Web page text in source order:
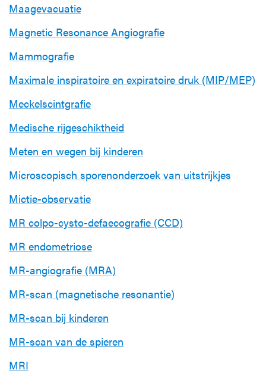
Maagevacuatie
Magnetic Resonance Angiografie
Mammografie
Maximale inspiratoire en expiratoire druk (MIP/MEP)
Meckelscintgrafie
Medische rijgeschiktheid
Meten en wegen bij kinderen
Microscopisch sporenonderzoek van uitstrijkjes
Mictie-observatie
MR colpo-cysto-defaecografie (CCD)
MR endometriose
MR-angiografie (MRA)
MR-scan (magnetische resonantie)
MR-scan bij kinderen
MR-scan van de spieren
MRI